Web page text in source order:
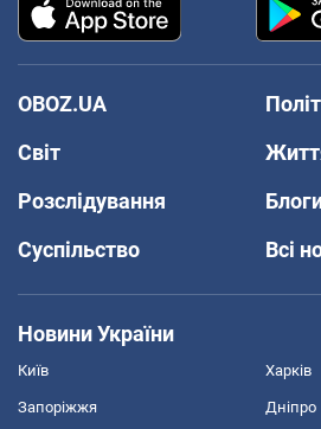
OBOZ.UA
Світ
Розслідування
Суспільство
Всі
Новини України
Київ Харків
Запоріжжя Дніпро